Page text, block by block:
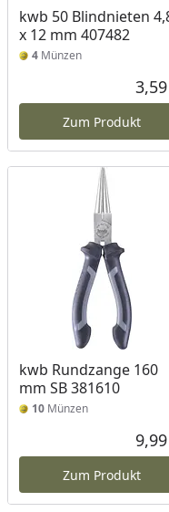
kwb 50 Blindnieten
x 12 mm 407482
4 Münzen
Zum Produkt
kwb Rundzange 160
mm SB 381610
10 Münzen
Zum Produkt